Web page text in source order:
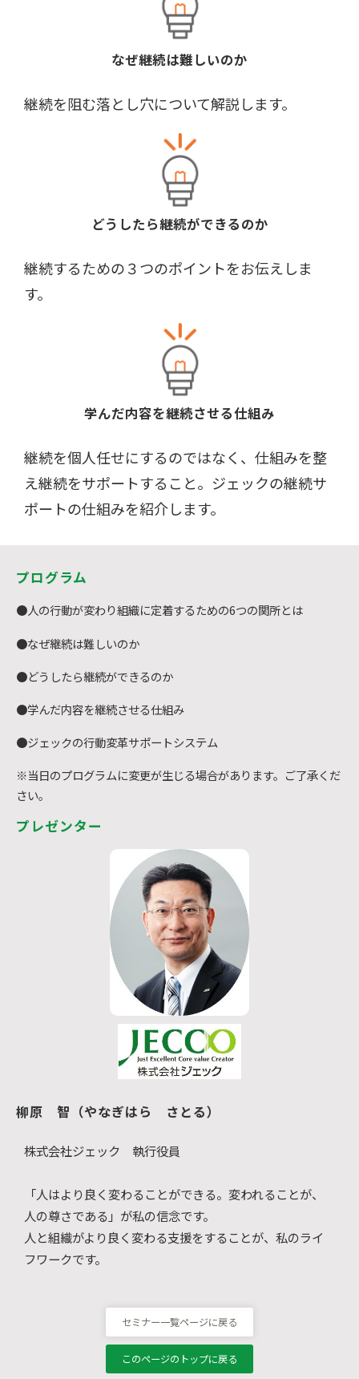
なぜ継続は難しいのか
継続を阻む落とし穴について解説します。
どうしたら継続ができるのか
継続するための３つのポイントをお伝えしま
す。
学んだ内容を継続させる仕組み
継続を個人任せにするのではなく、仕組みを整
え継続をサポートすること。ジェックの継続サ
ポートの仕組みを紹介します。
プログラム
●人の行動が変わり組織に定着するための6つの関所とは
●なぜ継続は難しいのか
●どうしたら継続ができるのか
●学んだ内容を継続させる仕組み
●ジェックの行動変革サポートシステム
※当日のプログラムに変更が生じる場合があります。ご了承くだ
さい。
プレゼンター
柳原　智（やなぎはら　さとる）
株式会社ジェック 執行役員
「人はより良く変わることができる。変われることが、
人の尊さである」が私の信念です。
人と組織がより良く変わる支援をすることが、私のライ
フワークです。
セミナー一覧ページに戻る
このページのトップに戻る